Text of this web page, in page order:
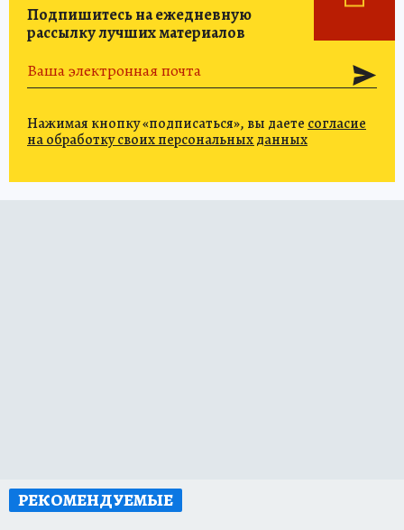
Подпишитесь на ежедневную
рассылку лучших материалов
Нажимая кнопку «подписаться», вы даете согласие
на обработку своих персональных данных
РЕКОМЕНДУЕМЫЕ